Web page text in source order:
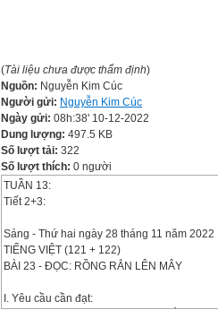
(Tài liệu chưa được thẩm định)
Nguồn: Nguyễn Kim Cúc
Người gửi: Nguyễn Kim Cúc
Ngày gửi: 08h:38' 10-12-2022
Dung lượng: 497.5 KB
Số lượt tải: 322
Số lượt thích: 0 người
TUẦN 13:
Tiết 2+3:
Sáng - Thứ hai ngày 28 tháng 11 năm 2022
TIẾNG VIỆT (121 + 122)
BÀI 23 - ĐỌC: RỒNG RẮN LÊN MÂY
I. Yêu cầu cần đạt: